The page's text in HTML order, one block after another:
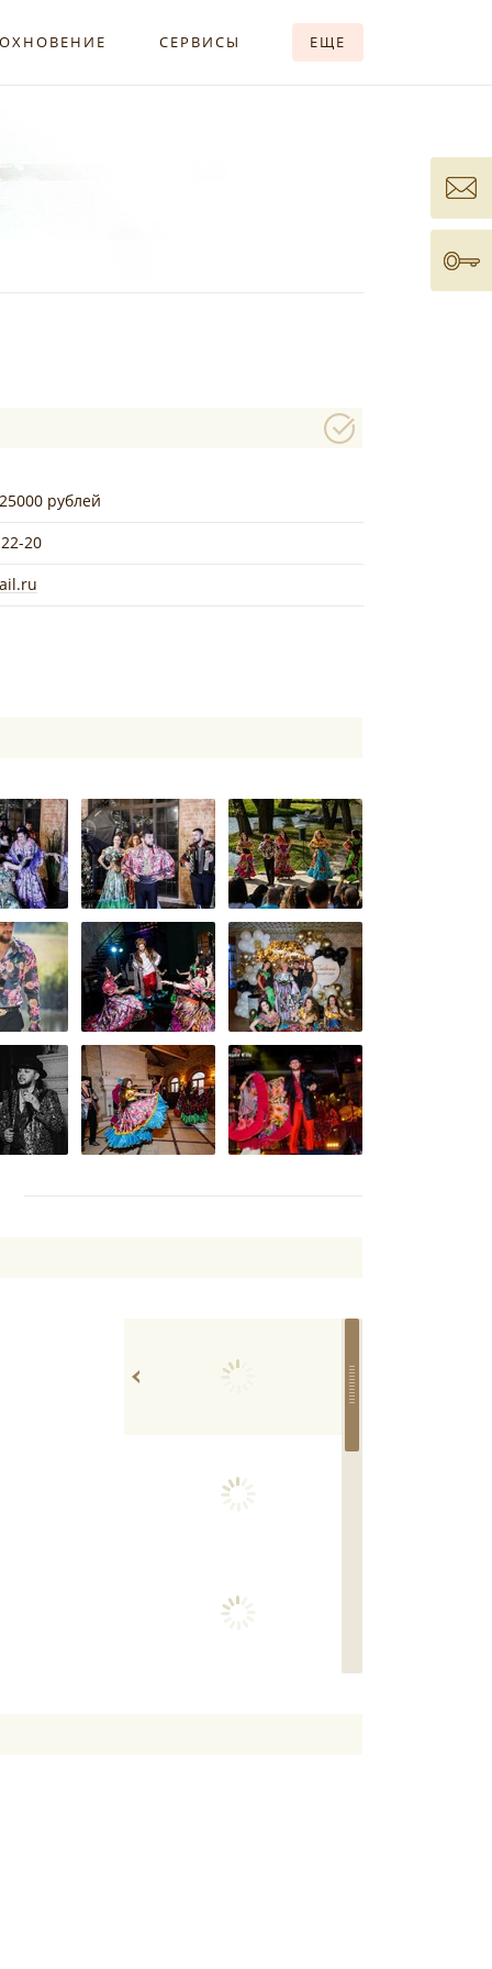
СЕРВИСЫ ЕЩЕ
рублей
20